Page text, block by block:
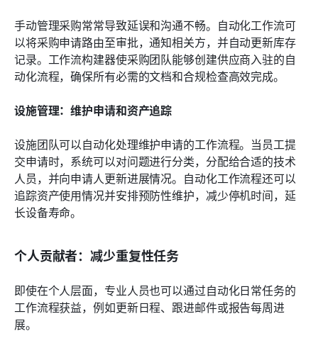
手动管理采购常常导致延误和沟通不畅。自动化工作流可
以将采购申请路由至审批，通知相关方，并自动更新库存
记录。工作流构建器使采购团队能够创建供应商入驻的自
动化流程，确保所有必需的文档和合规检查高效完成。
设施管理：维护申请和资产追踪
设施团队可以自动化处理维护申请的工作流程。当员工提
交申请时，系统可以对问题进行分类，分配给合适的技术
人员，并向申请人更新进展情况。自动化工作流程还可以
追踪资产使用情况并安排预防性维护，减少停机时间，延
长设备寿命。
个人贡献者：减少重复性任务
即使在个人层面，专业人员也可以通过自动化日常任务的
工作流程获益，例如更新日程、跟进邮件或报告每周进
展。